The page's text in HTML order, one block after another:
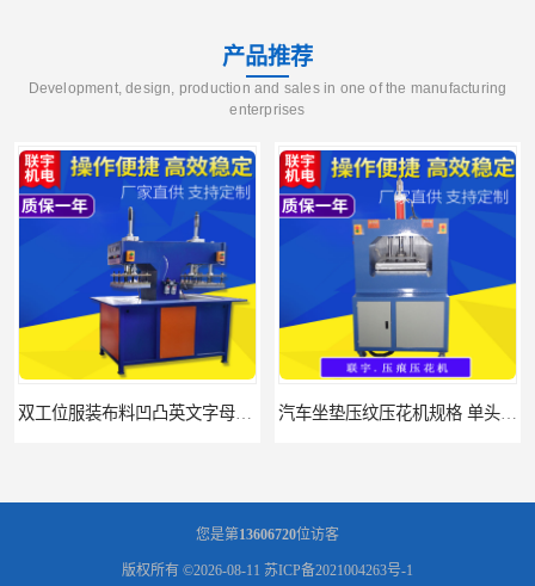
产品推荐
Development, design, production and sales in one of the manufacturing
enterprises
您是第13606720位访客
版权所有 ©2026-08-11 苏ICP备2021004263号-1